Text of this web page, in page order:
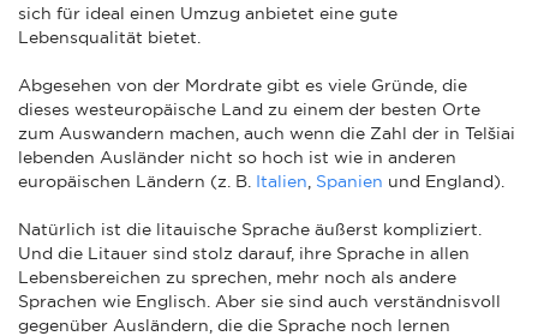
sich für ideal einen Umzug anbietet eine gute
Lebensqualität bietet.
Abgesehen von der Mordrate gibt es viele Gründe, die
dieses westeuropäische Land zu einem der besten Orte
zum Auswandern machen, auch wenn die Zahl der in Telšiai
lebenden Ausländer nicht so hoch ist wie in anderen
europäischen Ländern (z. B. Italien Spanien und England).
Natürlich ist die litauische Sprache äußerst kompliziert.
Und die Litauer sind stolz darauf, ihre Sprache in allen
Lebensbereichen zu sprechen, mehr noch als andere
Sprachen wie Englisch. Aber sie sind auch verständnisvoll
gegenüber Ausländern, die die Sprache noch lernen